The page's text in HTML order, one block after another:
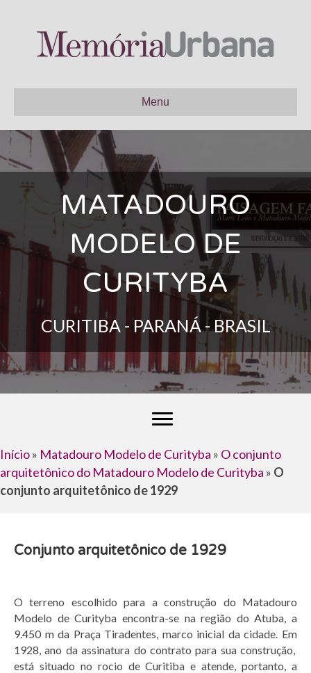
Menu
MATADOURO
MODELO DE
CURITYBA
CURITIBA - PARANÁ - BRASIL
Início» Matadouro Modelo de Curityba » O conjunto
arquitetônico do Matadouro Modelo de Curityba » O
conjunto arquitetônico de 1929​
Conjunto arquitetônico de 1929
O terreno escolhido para a construção do Matadouro
Modelo de Curityba encontra-se na região do Atuba, a
9.450 m da Praça Tiradentes, marco inicial da cidade. Em
1928, ano da assinatura do contrato para sua construção,
está situado no rocio de Curitiba e atende, portanto, a